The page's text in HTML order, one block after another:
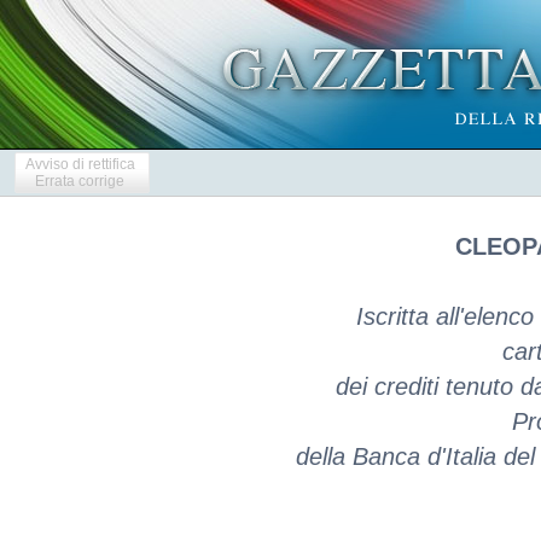
Avviso di rettifica
Errata corrige
Iscritta
dei crediti tenuto
della Banca d'Italia